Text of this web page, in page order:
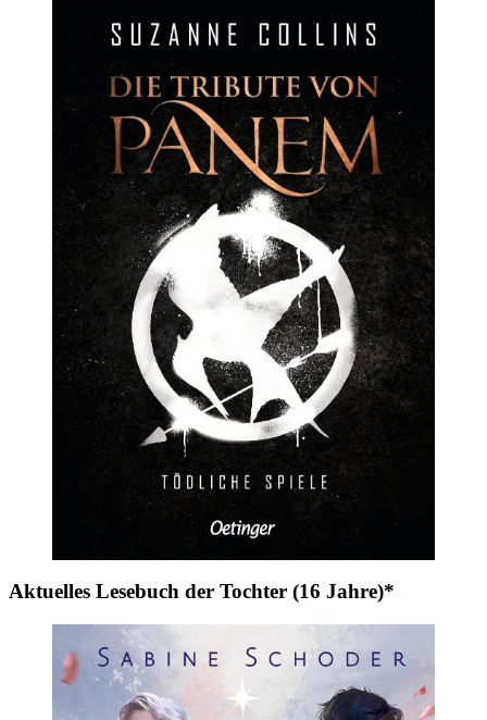
Aktuelles Lesebuch der Tochter (16 Jahre)*